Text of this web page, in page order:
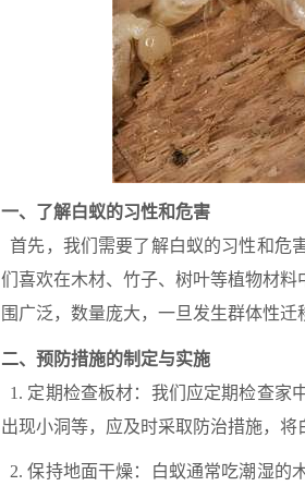
一、了解白蚁的习性和危害
首先，我们需要了解白蚁的习性和危
们喜欢在木材、竹子、树叶等植物材
围广泛，数量庞大，一旦发生群体性迁
二、预防措施的制定与实施
1. 定期检查板材：我们应定期检查家
出现小洞等，应及时采取防治措施，将
2. 保持地面干燥：白蚁通常吃潮湿的